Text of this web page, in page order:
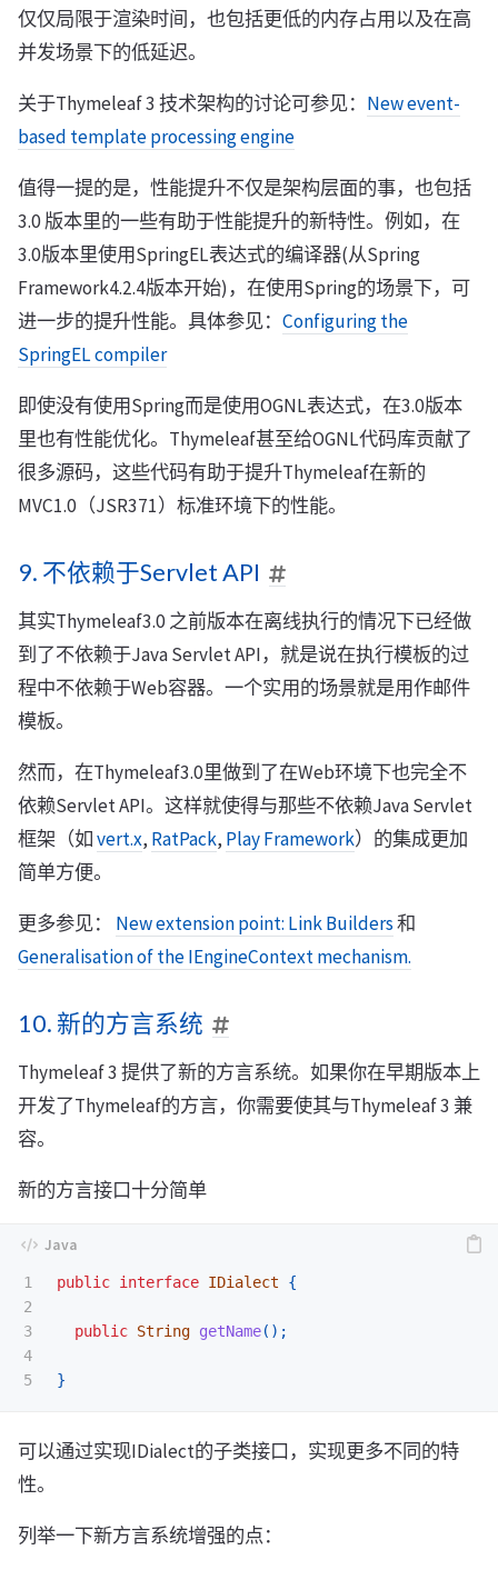
仅仅局限于渲染时间，也包括更低的内存占用以及在高
并发场景下的低延迟。
关于Thymeleaf 3 技术架构的讨论可参见： New event-
based template processing engine
值得一提的是，性能提升不仅是架构层面的事，也包括
3.0 版本里的一些有助于性能提升的新特性。例如，在
3.0版本里使用SpringEL表达式的编译器(从Spring
Framework4.2.4版本开始)，在使用Spring的场景下，可
进一步的提升性能。具体参见： Configuring the
SpringEL compiler
即使没有使用Spring而是使用OGNL表达式，在3.0版本
里也有性能优化。Thymeleaf甚至给OGNL代码库贡献了
很多源码，这些代码有助于提升Thymeleaf在新的
MVC1.0（JSR371）标准环境下的性能。
9. 不依赖于Servlet API
其实Thymeleaf3.0 之前版本在离线执行的情况下已经做
到了不依赖于Java Servlet API，就是说在执行模板的过
程中不依赖于Web容器。一个实用的场景就是用作邮件
模板。
然而，在Thymeleaf3.0里做到了在Web环境下也完全不
依赖Servlet API。这样就使得与那些不依赖Java Servlet
框架（如vert.x, RatPack, Play Framework）的集成更加
简单方便。
更多参见： New extension point: Link Builders和
Generalisation of the IEngineContext mechanism.
10. 新的方言系统
Thymeleaf 3 提供了新的方言系统。如果你在早期版本上
开发了Thymeleaf的方言，你需要使其与Thymeleaf 3 兼
容。
新的方言接口十分简单
1
2
3
4
public interface IDialect {
public String getName();
}
可以通过实现IDialect的子类接口，实现更多不同的特
性。
列举一下新方言系统增强的点：